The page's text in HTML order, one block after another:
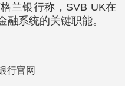
兰银行称，SVB UK在
融系统的关键职能。
行官网